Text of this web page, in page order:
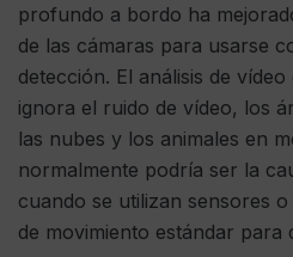
profundo a bordo ha
de las cámaras para usarse
detección. El análisis de vídeo
ignora el ruido de vídeo, los
las nubes y los animales en
normalmente podría ser la
cuando se utilizan sensores
de movimiento estándar para